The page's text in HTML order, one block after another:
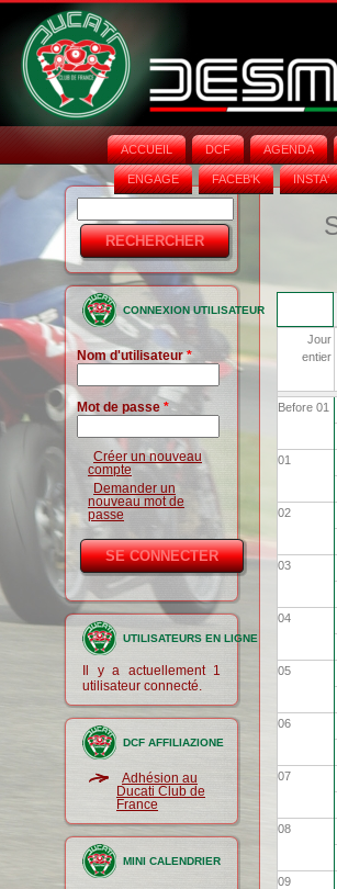
ACCUEIL DCF AGENDA
ENGAGE FACEB'K INSTA‘
Formulaire
de
recherche
CONNEXION UTILISATEUR
Nom d'utilisateur*
Mot de passe *
Créer un nouveau
compte
Demander un
nouveau mot de
passe
UTILISATEURS EN LIGNE
Il y a actuellement 1
utilisateur connecté.
DCF AFFILIAZIONE
Adhésion au
Ducati Club de
France
MINI CALENDRIER
Jour
entier
Before 01
01
02
03
04
05
06
07
08
09